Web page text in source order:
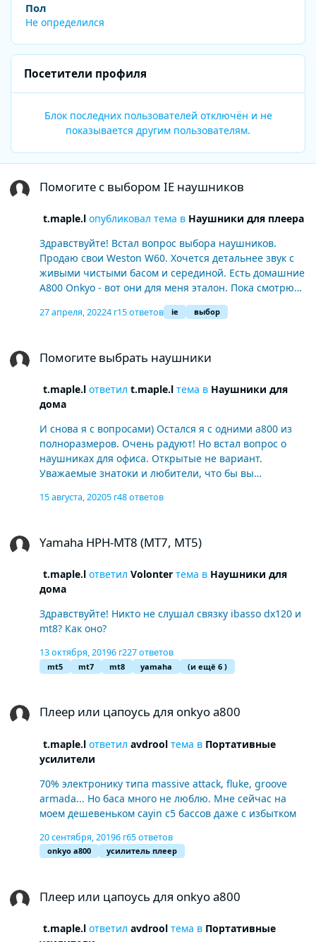
Пол
Не определился
Посетители профиля
Блок последних пользователей отключён и не
показывается другим пользователям.
Помогите с выбором IE наушников
t.maple.lопубликовал тема в Наушники для плеера
Здравствуйте! Встал вопрос выбора наушников.
Продаю свои Weston W60. Хочется детальнее звук с
живыми чистыми басом и серединой. Есть домашние
А800 Onkyo - вот они для меня эталон. Пока смотрю
на campfire atlas (смущает задвинутая середина),
mammoth (holоcene тоже рассматриваю), ice lab sice,
27 апреля, 20224 г15 ответов ie выбор
Помогите выбрать наушники
t.maple.lответил t.maple.lтема в Наушники для
дома
И снова я с вопросами) Остался я с одними а800 из
полноразмеров. Очень радуют! Но встал вопрос о
наушниках для офиса. Открытые не вариант.
Уважаемые знатоки и любители, что бы вы
состоянии со вторички)? Еще лучше до 20)) Если вдруг
музыкальность. Вот что-нибудь бы похожее. Еще мне
привык( А по звуку тоже супер! В магазине
понравились denon 5200, но дорого( Источник ifi xdsd
по bt. Предпочтения электроника типа Massive Attack,
Elderbrook, Fluke. Weekend, Beastie Boys, Macklemore,
Killers, Die Antwoord
15 августа, 20205 г48 ответов
Yamaha HPH-MT8 (MT7, MT5)
t.maple.lответил Volonterтема в Наушники для
дома
Здравствуйте! Никто не слушал связку ibasso dx120 и
mt8? Как оно?
13 октября, 20196 г227 ответов
mt5 mt7 mt8 yamaha (и ещё 6 )
Плеер или цапоусь для onkyo a800
t.maple.lответил avdroolтема в Портативные
усилители
70% электронику типа massive attack, fluke, groove
armada... Но баса много не люблю. Мне сейчас на
моем дешевеньком cayin c5 бассов даже с избытком
20 сентября, 20196 г65 ответов
onkyo a800 усилитель плеер
Плеер или цапоусь для onkyo a800
t.maple.lответил avdroolтема в Портативные